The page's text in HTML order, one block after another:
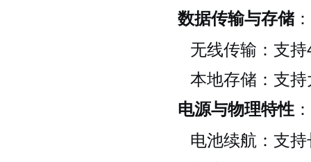
数据传输与存储 ：
无线传输：支
本地存储：支
电源与物理特性 ：
电池续航：支